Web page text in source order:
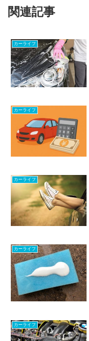
関連記事
カーライフ
カーライフ
カーライフ
カーライフ
カーライフ